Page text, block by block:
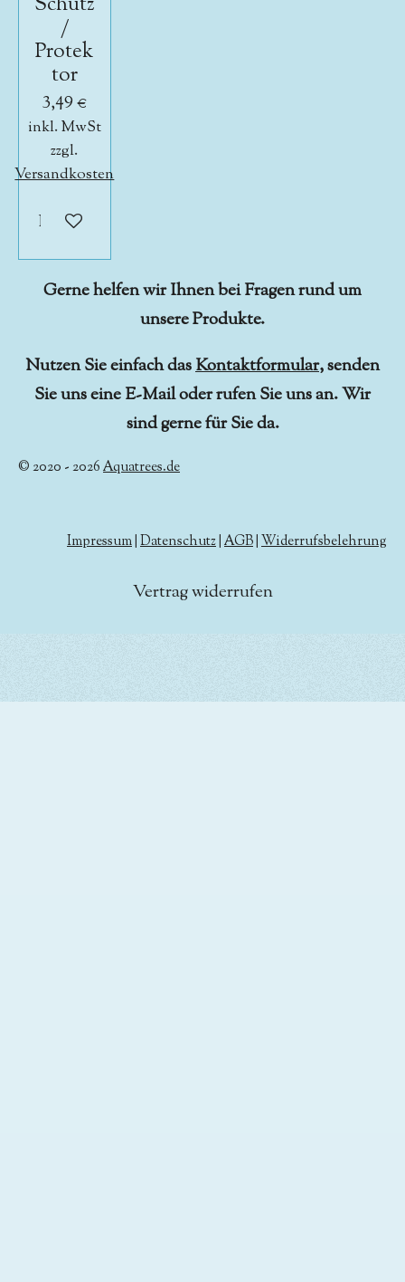
/
Protek
tor
3,49 €
inkl. MwSt
zzgl.
Versandkosten
In den Warenkorb
Gerne helfen wir Ihnen bei Fragen rund um
unsere Produkte.
Nutzen Sie einfach dasKontaktformular, senden
Sie uns eine E-Mail oder rufen Sie uns an. Wir
sind gerne für Sie da.
© 2020 - 2026Aquatrees.de
Impressum Datenschutz AGB Widerrufsbelehrung
Vertrag widerrufen